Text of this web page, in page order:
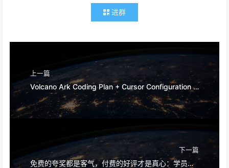
进群
上一篇
Volcano Ark Coding Plan + Cursor Configuration Guide: Build the Strongest AI Programming Environment
下一篇
免费的夸奖都是客气，付费的好评才是真心：学员真实反馈来了